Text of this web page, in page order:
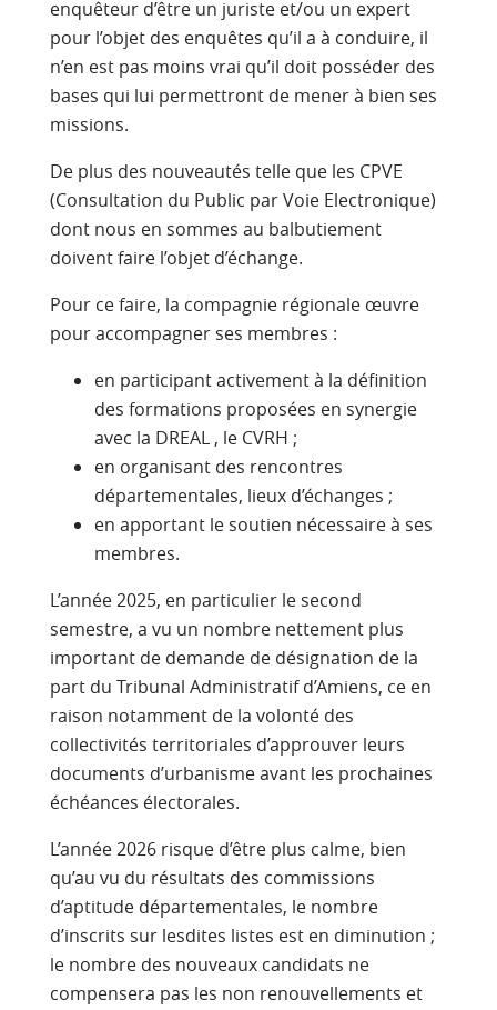
enquêteur d’être un juriste et/ou un expert
pour l’objet des enquêtes qu’il a à conduire, il
n’en est pas moins vrai qu’il doit posséder des
bases qui lui permettront de mener à bien ses
missions.
De plus des nouveautés telle que les CPVE
(Consultation du Public par Voie Electronique)
dont nous en sommes au balbutiement
doivent faire l’objet d’échange.
Pour ce faire, la compagnie régionale œuvre
pour accompagner ses membres :
en participant activement à la définition
des formations proposées en synergie
avec la DREAL , le CVRH ;
en organisant des rencontres
départementales, lieux d’échanges ;
en apportant le soutien nécessaire à ses
membres.
L’année 2025, en particulier le second
semestre, a vu un nombre nettement plus
important de demande de désignation de la
part du Tribunal Administratif d’Amiens, ce en
raison notamment de la volonté des
collectivités territoriales d’approuver leurs
documents d’urbanisme avant les prochaines
échéances électorales.
L’année 2026 risque d’être plus calme, bien
qu’au vu du résultats des commissions
d’aptitude départementales, le nombre
d’inscrits sur lesdites listes est en diminution ;
le nombre des nouveaux candidats ne
compensera pas les non renouvellements et